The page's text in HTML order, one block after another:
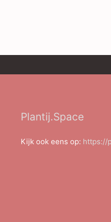
Plantij.Space
Kijk ook eens op: https://